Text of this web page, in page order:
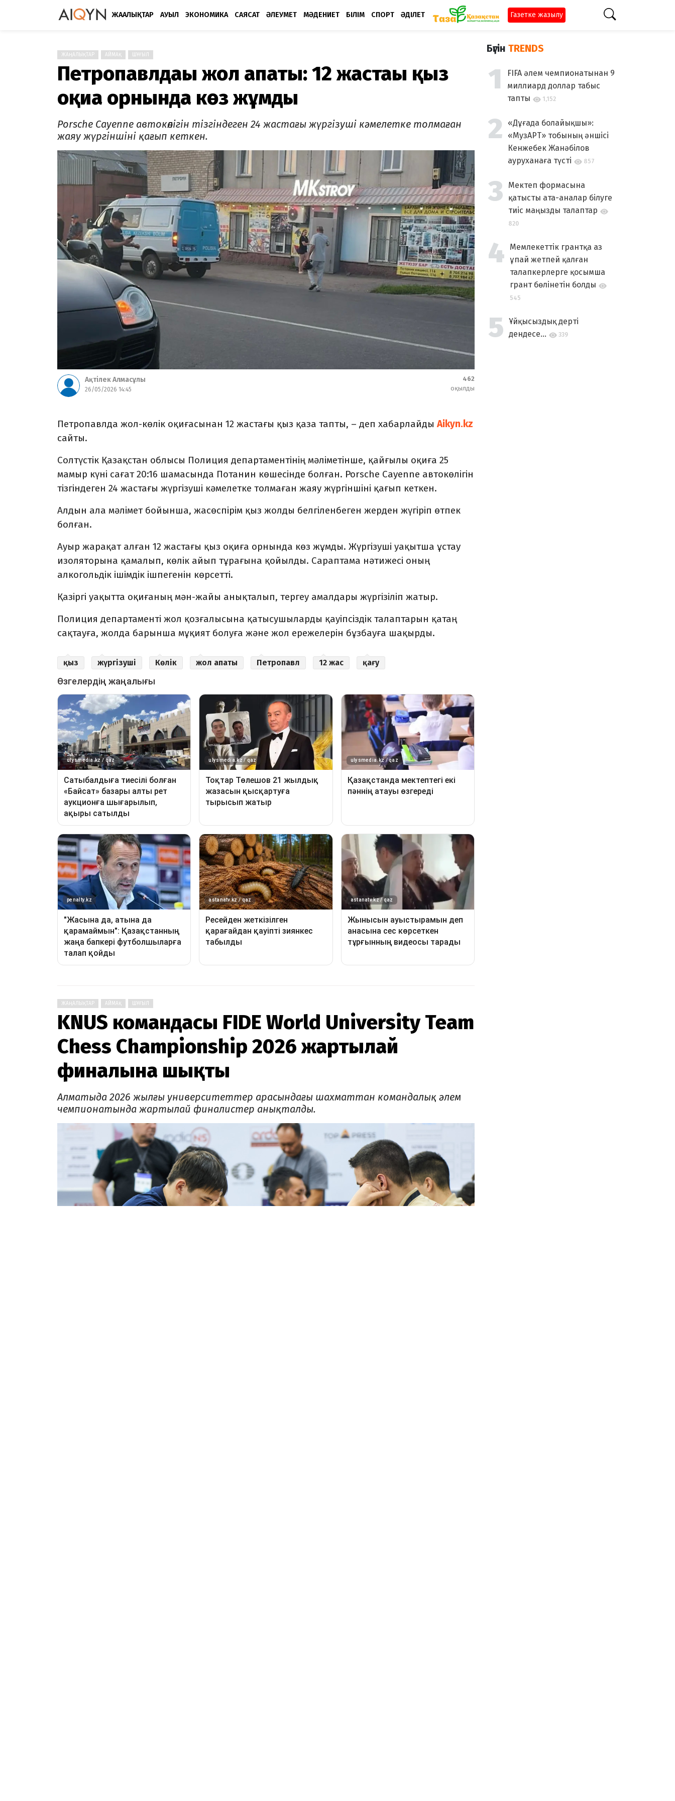
ЖАҢАЛЫҚТАР АУЫЛ ЭКОНОМИКА САЯСАТ ӘЛЕУМЕТ МӘДЕНИЕТ БІЛІМ СПОРТ ӘДІЛЕТ Газетке жазылу
ЖАҢАЛЫҚТАР АЙМАҚ ШҰҒЫЛ
Петропавлдағы жол апаты: 12 жастағы қыз
оқиға орнында көз жұмды
Porsche Cayenne автокөлігін тізгіндеген 24 жастағы жүргізуші кәмелетке толмаған
жаяу жүргіншіні қағып кеткен.
Ақтілек Алмасұлы
26/05/2026 14:45
462
оқылды
Петропавлда жол-көлік оқиғасынан 12 жастағы қыз қаза тапты, – деп хабарлайдыAikyn.kz
сайты.
Солтүстік Қазақстан облысы Полиция департаментінің мәліметінше, қайғылы оқиға 25
мамыр күні сағат 20:16 шамасында Потанин көшесінде болған. Porsche Cayenne автокөлігін
тізгіндеген 24 жастағы жүргізуші кәмелетке толмаған жаяу жүргіншіні қағып кеткен.
Алдын ала мәлімет бойынша, жасөспірім қыз жолды белгіленбеген жерден жүгіріп өтпек
болған.
Ауыр жарақат алған 12 жастағы қыз оқиға орнында көз жұмды. Жүргізуші уақытша ұстау
изоляторына қамалып, көлік айып тұрағына қойылды. Сараптама нәтижесі оның
алкогольдік ішімдік ішпегенін көрсетті.
Қазіргі уақытта оқиғаның мән-жайы анықталып, тергеу амалдары жүргізіліп жатыр.
Полиция департаменті жол қозғалысына қатысушыларды қауіпсіздік талаптарын қатаң
сақтауға, жолда барынша мұқият болуға және жол ережелерін бұзбауға шақырды.
қыз жүргізуші Көлік жол апаты Петропавл 12 жас қағу
ЖАҢАЛЫҚТАР АЙМАҚ ШҰҒЫЛ
KNUS командасы FIDE World University Team
Chess Championship 2026 жартылай
финалына шықты
Алматыда 2026 жылғы университеттер арасындағы шахматтан командалық әлем
чемпионатында жартылай финалистер анықталды.
Бүгін TRENDS
FIFA әлем чемпионатынан 9
миллиард доллар табыс
тапты
1,152
«Дұғада болайықшы»:
«МузАРТ» тобының әншісі
Кенжебек Жанәбілов
ауруханаға түсті
857
Мектеп формасына
қатысты ата-аналар білуге
тиіс маңызды талаптар
820
Мемлекеттік грантқа аз
ұпай жетпей қалған
талапкерлерге қосымша
грант бөлінетін болды
545
Ұйқысыздық дерті
дендесе...
339